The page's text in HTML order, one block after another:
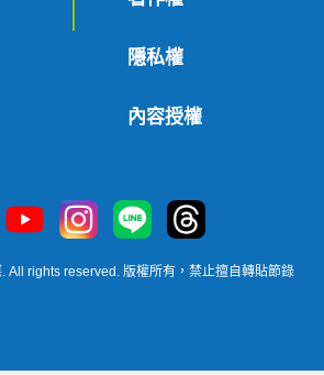
隱私權
內容授權
All rights reserved. 版權所有，禁止擅自轉貼節錄